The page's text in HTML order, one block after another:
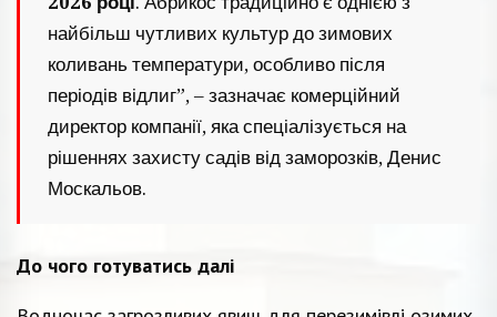
найбільш чутливих культур до зимових
коливань температури, особливо після
періодів відлиг”, – зазначає комерційний
директор компанії, яка спеціалізується на
рішеннях захисту садів від заморозків, Денис
Москальов.
До чого готуватись далі